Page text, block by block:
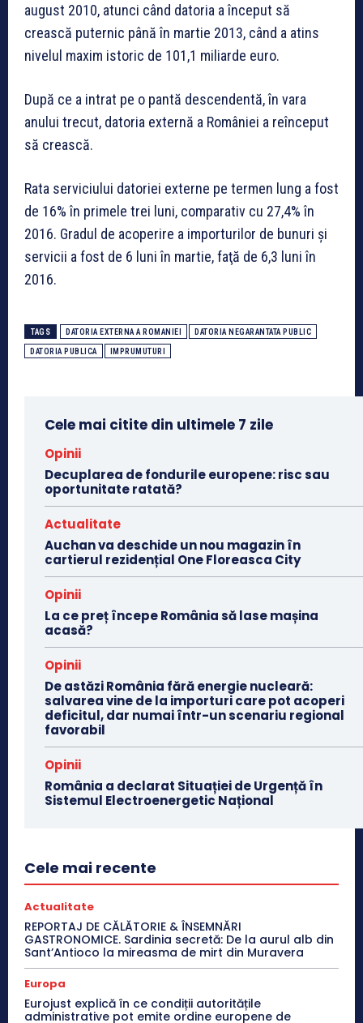
august 2010, atunci când datoria a început să
crească puternic până în martie 2013, când a atins
nivelul maxim istoric de 101,1 miliarde euro.
După ce a intrat pe o pantă descendentă, în vara
anului trecut, datoria externă a României a reînceput
să crească.
Rata serviciului datoriei externe pe termen lung a fost
de 16% în primele trei luni, comparativ cu 27,4% în
2016. Gradul de acoperire a importurilor de bunuri şi
servicii a fost de 6 luni în martie, faţă de 6,3 luni în
2016.
TAGS DATORIA EXTERNA A ROMANIEI DATORIA NEGARANTATA PUBLIC
DATORIA PUBLICA IMPRUMUTURI
Cele mai citite din ultimele 7 zile
Opinii
Decuplarea de fondurile europene: risc sau
oportunitate ratată?
Actualitate
Auchan va deschide un nou magazin în
cartierul rezidențial One Floreasca City
Opinii
La ce preț începe România să lase mașina
acasă?
Opinii
De astăzi România fără energie nucleară:
salvarea vine de la importuri care pot acoperi
deficitul, dar numai într-un scenariu regional
favorabil
Opinii
România a declarat Situației de Urgență în
Sistemul Electroenergetic Național
Cele mai recente
Actualitate
REPORTAJ DE CĂLĂTORIE & ÎNSEMNĂRI
GASTRONOMICE. Sardinia secretă: De la aurul alb din
Sant’Antioco la mireasma de mirt din Muravera
Europa
Eurojust explică în ce condiții autoritățile
administrative pot emite ordine europene de